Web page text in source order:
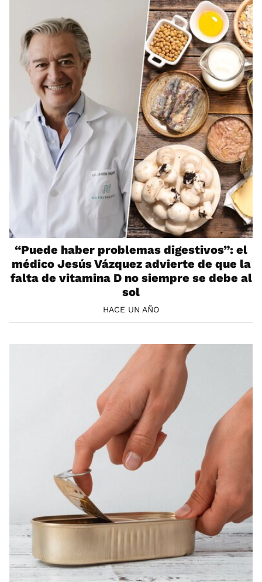
“Puede haber problemas digestivos”: el
médico Jesús Vázquez advierte de que la
falta de vitamina D no siempre se debe al
sol
HACE UN AÑO